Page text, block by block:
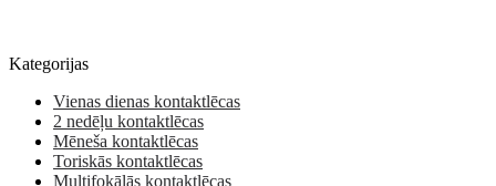
Kategorijas
Vienas dienas kontaktlēcas
2 nedēļu kontaktlēcas
Mēneša kontaktlēcas
Toriskās kontaktlēcas
Multifokālās kontaktlēcas